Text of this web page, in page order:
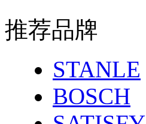
推荐品牌
STANLE
BOSCH